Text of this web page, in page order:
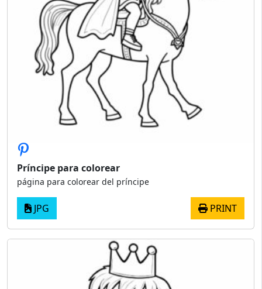
Príncipe para colorear
página para colorear del príncipe
JPG PRINT